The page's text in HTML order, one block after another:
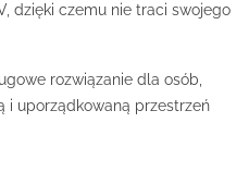
dzięki czemu nie traci swojego
rozwiązanie dla osób,
i uporządkowaną przestrzeń